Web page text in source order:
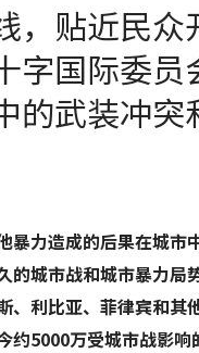
，贴近民众
字国际委员
的武装冲突
暴力造成的后果在城市
的城市战和城市暴力局
、利比亚、菲律宾和其
约5000万受城市战影响